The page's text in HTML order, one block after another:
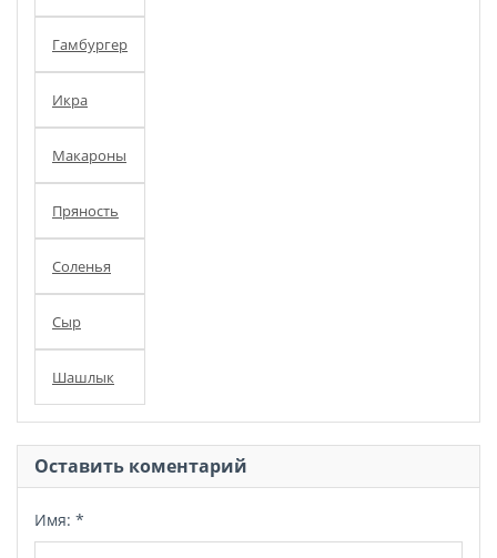
Гамбургер
Икра
Макароны
Пряность
Соленья
Сыр
Шашлык
Оставить коментарий
Имя: *